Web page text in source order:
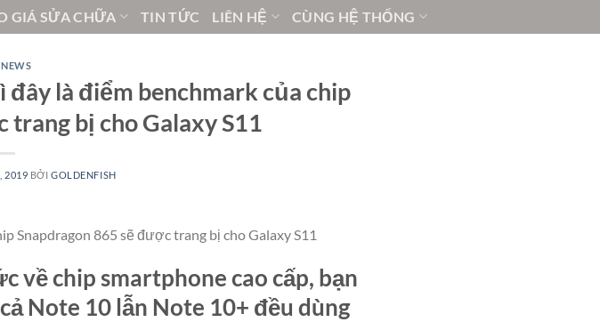
GIÁ SỬA CHỮA TIN TỨC LIÊN HỆ CÙNG HỆ THỐNG
đây là điểm benchmark của chip
bị cho Galaxy S11
2019 BỞIGOLDENFISH
Snapdragon 865 sẽ được trang bị cho Galaxy S11
về chip smartphone cao cấp, bạn
Note 10 lẫn Note 10+ đều dùng